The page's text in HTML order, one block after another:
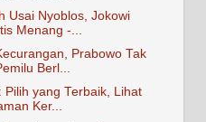
Usai Nyoblos, Jokowi
Menang -...
Prabowo Tak
Berl...
Pilih yang Terbaik, Lihat
Ker...